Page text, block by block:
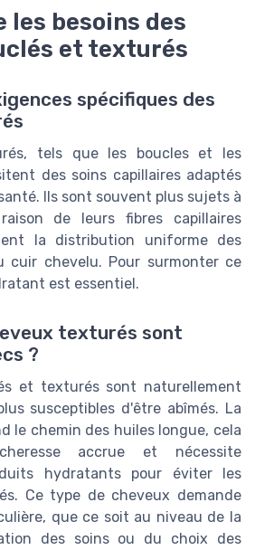
les besoins des
et texturés
spécifiques des
tels que les boucles et les
des soins capillaires adaptés
Ils sont souvent plus sujets à
de leurs fibres capillaires
la distribution uniforme des
cuir chevelu. Pour surmonter ce
est essentiel.
texturés sont
?
et texturés sont naturellement
susceptibles d'être abîmés. La
le chemin des huiles longue, cela
accrue et nécessite
hydratants pour éviter les
Ce type de cheveux demande
que ce soit au niveau de la
des soins ou du choix des